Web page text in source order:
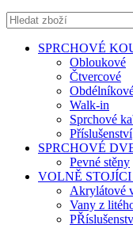
SPRCHOVÉ
Obloukové
Čtvercové
Walk-in
Sprchové
Příslušenství
SPRCHOVÉ
Pevné stěny
VOLNĚ
Akrylátové
Vany z